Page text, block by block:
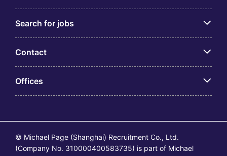
Search for jobs
Contact
Offices
© Michael Page (Shanghai) Recruitment Co., Ltd.
(Company No. 310000400583735) is part of Michael